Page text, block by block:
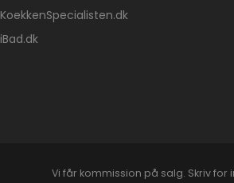
KoekkenSpecialisten.dk
iBad.dk
Vi får kommission på salg. Skriv